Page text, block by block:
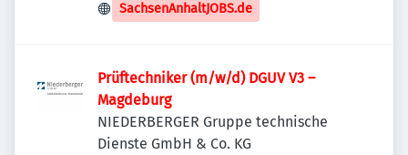
SachsenAnhaltJOBS.de
Prüftechniker (m/w/d) DGUV V3 –
Magdeburg
NIEDERBERGER Gruppe technische
Dienste GmbH & Co. KG